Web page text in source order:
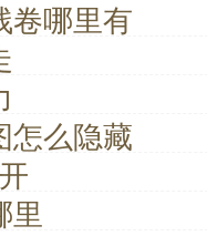
卷哪里有
怎么隐藏
里